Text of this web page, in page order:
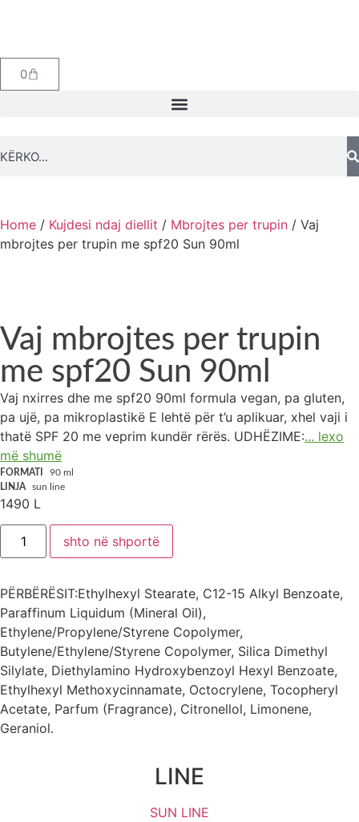
0
Home / Kujdesi ndaj diellit / Mbrojtes per trupin / Vaj
mbrojtes per trupin me spf20 Sun 90ml
Vaj mbrojtes per trupin
me spf20 Sun 90ml
Vaj nxirres dhe me spf20 90ml formula vegan, pa gluten,
pa ujë, pa mikroplastikë E lehtë për t’u aplikuar, xhel vaji i
thatë SPF 20 me veprim kundër rërës. UDHËZIME:... lexo
më shumë
FORMATI
90 ml
LINJA
sun line
1490 L
shto në shportë
PËRBËRËSIT:Ethylhexyl Stearate, C12-15 Alkyl Benzoate,
Paraffinum Liquidum (Mineral Oil),
Ethylene/Propylene/Styrene Copolymer,
Butylene/Ethylene/Styrene Copolymer, Silica Dimethyl
Silylate, Diethylamino Hydroxybenzoyl Hexyl Benzoate,
Ethylhexyl Methoxycinnamate, Octocrylene, Tocopheryl
Acetate, Parfum (Fragrance), Citronellol, Limonene,
Geraniol.
LINE
SUN LINE